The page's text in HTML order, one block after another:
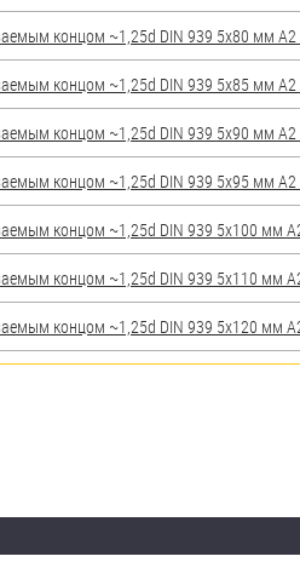
концом ~1,25d DIN 939 5х80 мм А2
концом ~1,25d DIN 939 5х85 мм А2
концом ~1,25d DIN 939 5х90 мм А2
концом ~1,25d DIN 939 5х95 мм А2
концом ~1,25d DIN 939 5х100 мм
концом ~1,25d DIN 939 5х110 мм
концом ~1,25d DIN 939 5х120 мм